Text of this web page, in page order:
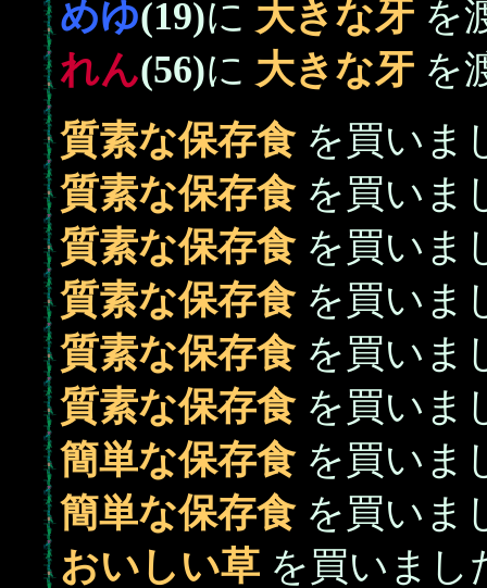
めゆ(19)に 大きな牙 を
れん(56)に 大きな牙 を
質素な保存食を買いま
質素な保存食を買いま
質素な保存食を買いま
質素な保存食を買いま
質素な保存食を買いま
質素な保存食を買いま
簡単な保存食を買いま
簡単な保存食を買いま
おいしい草 を買いま